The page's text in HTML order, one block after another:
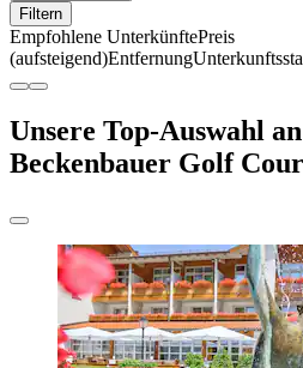
Filtern
Empfohlene UnterkünftePreis
(aufsteigend)Entfernung
Unsere Top-Auswahl
Beckenbauer Golf